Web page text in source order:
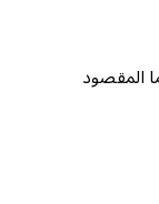
المقصود